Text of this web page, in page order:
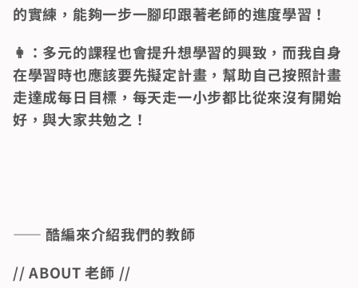
的實練，能夠一步一腳印跟著老師的進度學習！
👩：多元的課程也會提升想學習的興致，而我自身
在學習時也應該要先擬定計畫，幫助自己按照計畫
走達成每日目標，每天走一小步都比從來沒有開始
好，與大家共勉之！
—— 酷編來介紹我們的教師
// ABOUT 老師 //